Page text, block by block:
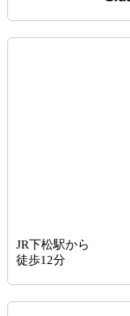
JR下松駅から
徒歩12分